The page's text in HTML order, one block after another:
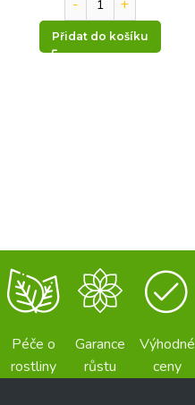
Přidat do košíku
Péče o
rostliny
Garance
růstu
Výhodné
ceny